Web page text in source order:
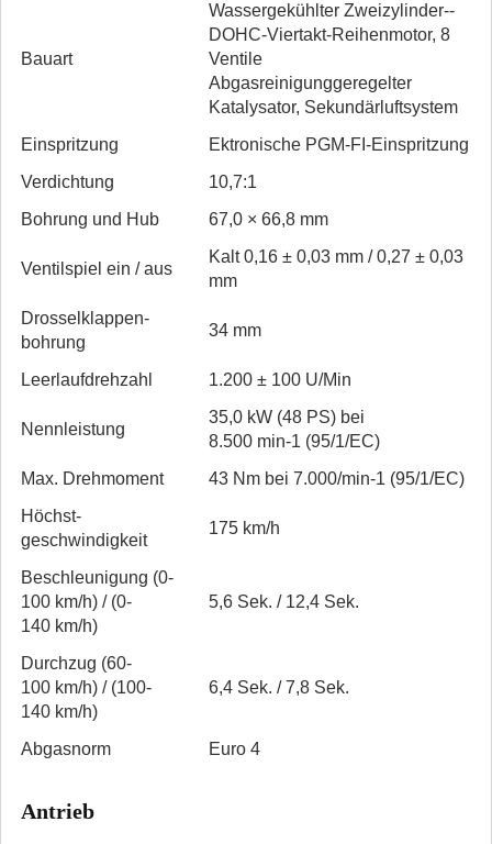
Bauart
Wasser­gekühlter Zweizylinder-­
DOHC­-Viertakt-Reihenmotor, 8
Ventile
Abgasreinigung­geregelter
Katalysator, Sekundär­luftsystem
Einspritzung
Ektronische PGM-­FI­-Einspritzung
Verdichtung
10,7:1
Bohrung und Hub
67,0 × 66,8 mm
Ventilspiel ein / aus
Kalt 0,16 ± 0,03 mm / 0,27 ± 0,03
mm
Drosselklappen­
bohrung
34 mm
Leerlauf­drehzahl 1.200 ± 100 U/Min
Nennleistung
35,0 kW (48 PS) bei
8.500 min­-1 (95/1/EC)
Max. Drehmoment
43 Nm bei 7.000/min­-1 (95/1/EC)
Höchst­
geschwindigkeit
175 km/h
Beschleunigung (0-
100 km/h) / (0-
140 km/h)
5,6 Sek. / 12,4 Sek.
Durchzug (60-
100 km/h) / (100-
140 km/h)
6,4 Sek. / 7,8 Sek.
Abgasnorm Euro 4
Antrieb